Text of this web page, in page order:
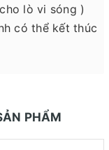
lò vi sóng )
có thể kết thúc
PHẨM